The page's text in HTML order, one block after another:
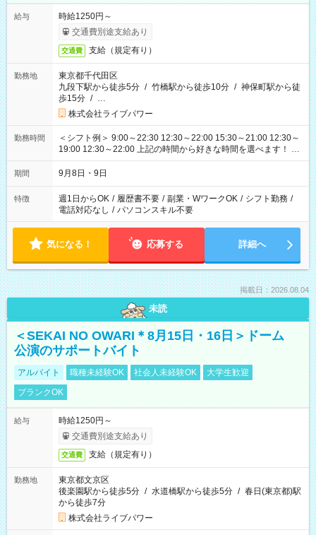
給与
時給1250円～
交通費別途支給あり
交通費 支給（規定有り）
勤務地
東京都千代田区
九段下駅から徒歩5分 / 竹橋駅から徒歩10分 / 神保町駅から徒
歩15分 / …
株式会社ライブパワー
勤務時間
＜シフト例＞ 9:00～22:30 12:30～22:00 15:30～21:00 12:30～
19:00 12:30～22:00 上記の時間から好きな時間を選べます！ ※
時間は変更となる可能性があります
期間 9月8日・9日
特徴 週1日からOK / 履歴書不要 / 副業・WワークOK / シフト勤務 /
電話対応なし / パソコンスキル不要
気になる！ 応募する 詳細へ
掲載日：2026.08.04
未読
＜SEKAI NO OWARI＊8月15日・16日＞ドーム
公演のサポートバイト
アルバイト 職種未経験OK 社会人未経験OK
大学生歓迎
ブランクOK
給与
時給1250円～
交通費別途支給あり
交通費 支給（規定有り）
勤務地
東京都文京区
後楽園駅から徒歩5分 / 水道橋駅から徒歩5分 / 春日(東京都)駅
から徒歩7分
株式会社ライブパワー